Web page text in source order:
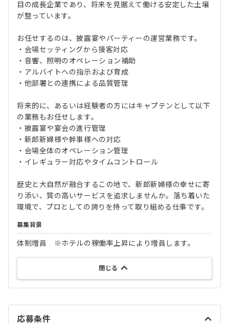
目の成長企業であり、将来を見据えて働ける安定した土壌
が整っています。
お任せするのは、披露宴やパーティーの運営業務です。
・会場セッティングから接客対応
・音響、照明のオペレーション補助
・アルバイトへの指示および育成
・他部署との連携による品質管理
将来的に、あるいは経験者の方にはキャプテンとして以下
の業務もお任せします。
・披露宴や宴会の進行管理
・新郎新婦様や幹事様への対応
・会場全体のオペレーション管理
・イレギュラー対応やタイムコントロール
歴史と大自然が融合するこの地で、新郎新婦様の幸せに寄
り添い、質の高いサービスを追求しませんか。落ち着いた
環境で、プロとしての誇りを持って取り組める仕事です。
募集背景
体制増員 ※ホテルの稼働率上昇により増員します。
閉じる
応募条件